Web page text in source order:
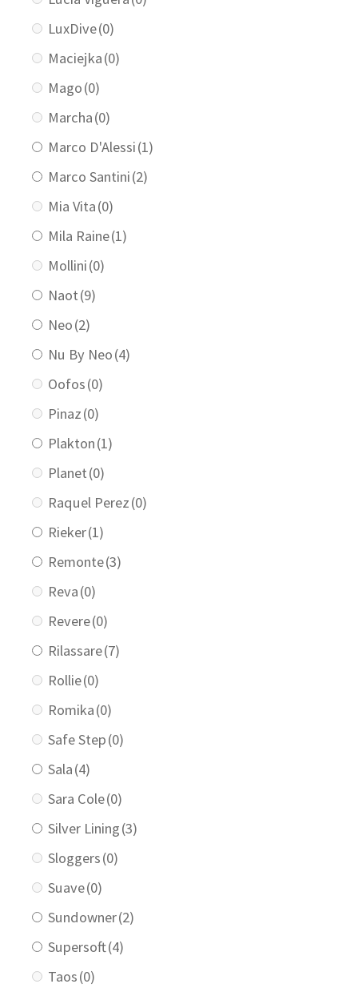
LuxDive(0)
Maciejka(0)
Mago(0)
Marcha(0)
Marco D'Alessi(1)
Marco Santini(2)
Mia Vita(0)
Mila Raine(1)
Mollini(0)
Naot(9)
Neo(2)
Nu By Neo(4)
Oofos(0)
Pinaz(0)
Plakton(1)
Planet(0)
Raquel Perez(0)
Rieker(1)
Remonte(3)
Reva(0)
Revere(0)
Rilassare(7)
Rollie(0)
Romika(0)
Safe Step(0)
Sala(4)
Sara Cole(0)
Silver Lining(3)
Sloggers(0)
Suave(0)
Sundowner(2)
Supersoft(4)
Taos(0)